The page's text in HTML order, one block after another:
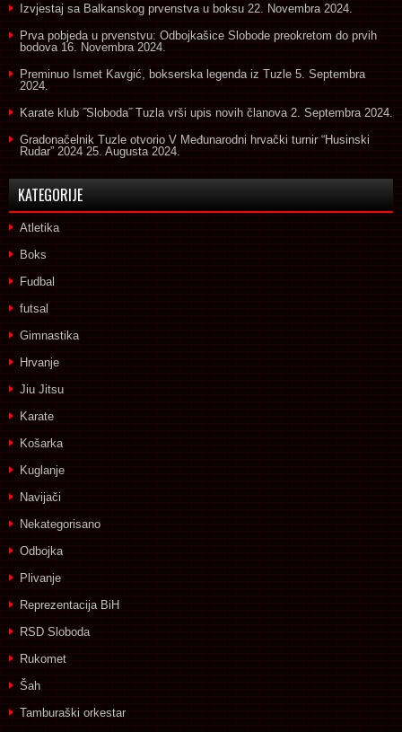
Izvjestaj sa Balkanskog prvenstva u boksu 22. Novembra 2024.
Prva pobjeda u prvenstvu: Odbojkašice Slobode preokretom do prvih
bodova 16. Novembra 2024.
Preminuo Ismet Kavgić, bokserska legenda iz Tuzle 5. Septembra
2024.
Karate klub ˝Sloboda˝ Tuzla vrši upis novih članova 2. Septembra 2024.
Gradonačelnik Tuzle otvorio V Međunarodni hrvački turnir “Husinski
Rudar” 2024 25. Augusta 2024.
KATEGORIJE
Atletika
Boks
Fudbal
futsal
Gimnastika
Hrvanje
Jiu Jitsu
Karate
Košarka
Kuglanje
Navijači
Nekategorisano
Odbojka
Plivanje
Reprezentacija BiH
RSD Sloboda
Rukomet
Šah
Tamburaški orkestar